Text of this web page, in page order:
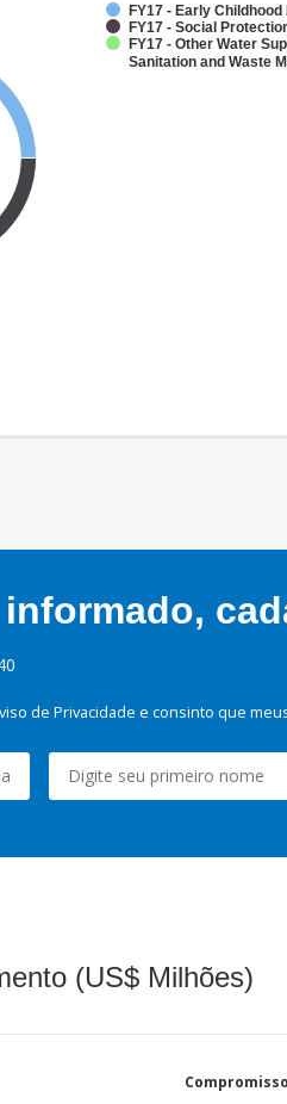
FY17 - Early Childhood
FY17 - Social
FY17 - Other Water
Sanitation and Waste
de Privacidade e consinto que
(US$ Milhões)